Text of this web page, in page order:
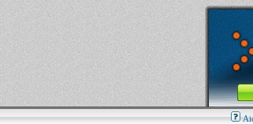
MacBook-
Aller au